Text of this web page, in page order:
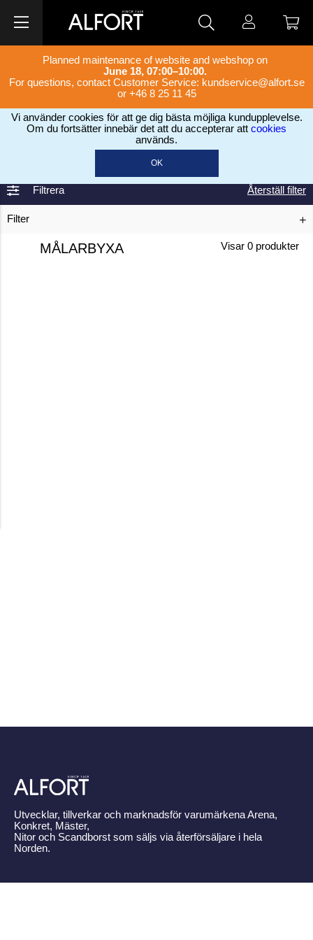
Planned maintenance of website and webshop on
June 18, 07:00–10:00.
For questions, contact Customer Service: kundservice@alfort.se
or +46 8 25 11 45
Vi använder cookies för att ge dig bästa möjliga kundupplevelse.
Om du fortsätter innebär det att du accepterar att cookies
används.
OK
Skyddskläder
Filtrera
Filter
Återställ filter
MÅLARBYXA Visar 0 produkter
Utvecklar, tillverkar och marknadsför varumärkena Arena,
Konkret, Mäster,
Nitor och Scandborst som säljs via återförsäljare i hela
Norden.